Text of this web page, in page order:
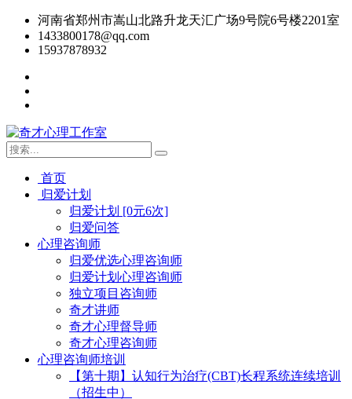
河南省郑州市嵩山北路升龙天汇广场9号院6号楼2201室
1433800178@qq.com
15937878932
首页
归爱计划
归爱计划 [0元6次]
归爱问答
心理咨询师
归爱优选心理咨询师
归爱计划心理咨询师
独立项目咨询师
奇才讲师
奇才心理督导师
奇才心理咨询师
心理咨询师培训
【第十期】认知行为治疗(CBT)长程系统连续培训
（招生中）